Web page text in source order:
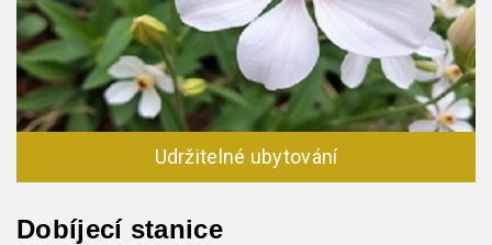
Udržitelné ubytování
Dobíjecí stanice